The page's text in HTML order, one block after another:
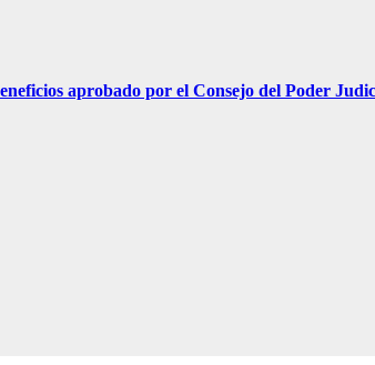
aprobado por el Consejo del Poder